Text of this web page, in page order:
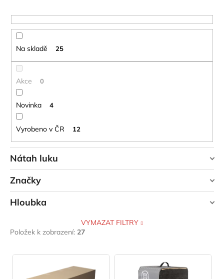
o
d
u
ů
Na skladě 25
Akce 0
Novinka 4
Vyrobeno v ČR 12
Značky
Hloubka
Nátah luku
50+ lbs
VYMAZAT FILTRY
Položek k zobrazení: 27
V
j
e
m
LÁHEV
HLINÍK
FUTURA
1500
ML
MODRÁ
379
Kč